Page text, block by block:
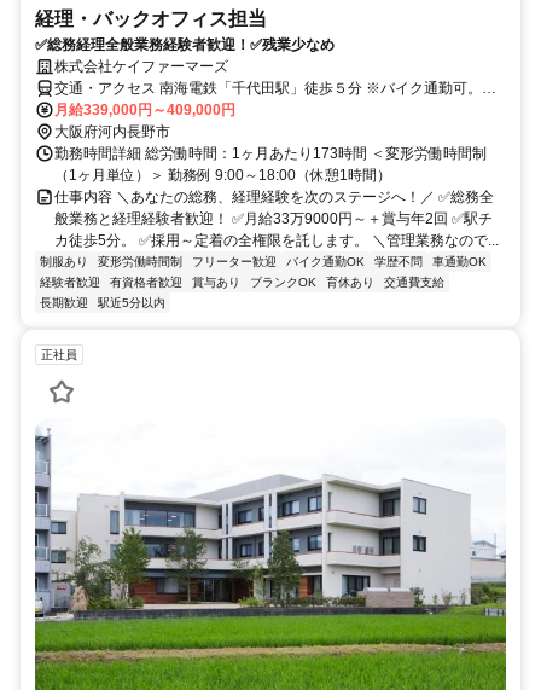
経理・バックオフィス担当
✅総務経理全般業務経験者歓迎！✅残業少なめ
株式会社ケイファーマーズ
交通・アクセス 南海電鉄「千代田駅」徒歩５分 ※バイク通勤可。車
通勤は正社員のみ可。
月給339,000円～409,000円
大阪府河内長野市
勤務時間詳細 総労働時間：1ヶ月あたり173時間 ＜変形労働時間制
（1ヶ月単位）＞ 勤務例 9:00～18:00（休憩1時間）
仕事内容 ＼あなたの総務、経理経験を次のステージへ！／ ✅総務全
般業務と経理経験者歓迎！ ✅月給33万9000円～＋賞与年2回 ✅駅チ
カ徒歩5分。 ✅採用～定着の全権限を託します。 ＼管理業務なので...
制服あり 変形労働時間制 フリーター歓迎 バイク通勤OK 学歴不問
車通勤OK
経験者歓迎
有資格者歓迎 賞与あり ブランクOK 育休あり
交通費支給
長期歓迎
駅近5分以内
正社員